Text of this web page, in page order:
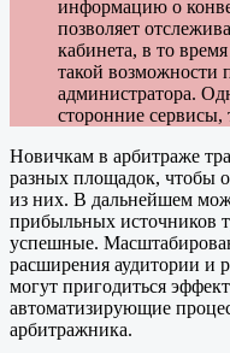
информацию о
позволяет
кабинета, в то
такой возможности
администратора.
сторонние сервисы,
Новичкам в арбитраже
разных площадок, чтобы
из них. В дальнейшем
прибыльных источников
успешные.
расширения аудитории и
могут пригодиться
автоматизирующие
арбитражника.